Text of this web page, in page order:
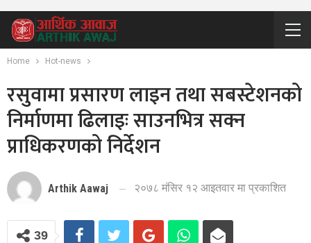
Home Hot-news
रसुवामा प्रसारण लाइन तथा सबस्टेशनको
निर्माणमा ढिलाइः साउनभित्र सक्न
प्राधिकरणको निर्देशन
Arthik Aawaj २०७८ मंसिर १२ आइतवार मा प्रकाशित
39